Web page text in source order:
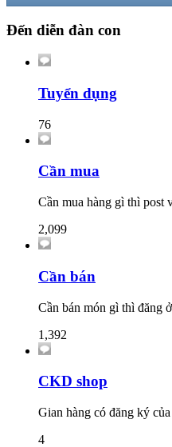
Đến diễn đàn con
Tuyển dụng
76
Cần mua
Cần mua hàng gì thì post
2,099
Cần bán
Cần bán món gì thì đăng
1,392
CKD shop
Gian hàng có đăng ký
4